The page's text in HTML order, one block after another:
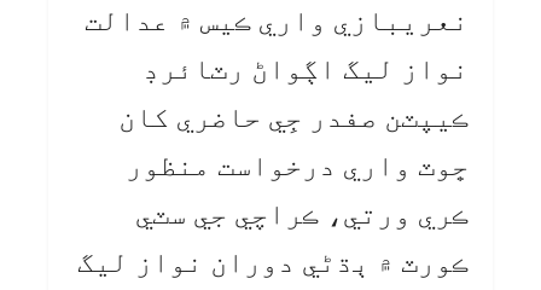
نعريبازي واري ڪيس ۾ عدالت
نواز ليگ اڳواڻ رٽائرڊ
ڪيپٽن صفدر جِي حاضري کان
ڇوٽ واري درخواست منظور
ڪري ورتي، ڪراچي جي سٽي
ڪورٽ ۾ ٻڌڻي دوران نواز ليگ